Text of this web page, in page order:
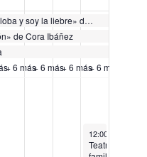
Exposición «Soy la loba y soy la liebre» de Gels Caletrío
de Cora Ibáñez
+ 6 más+ 6 más+ 6 más+ 6 más
December 8,
12:00
Teatro